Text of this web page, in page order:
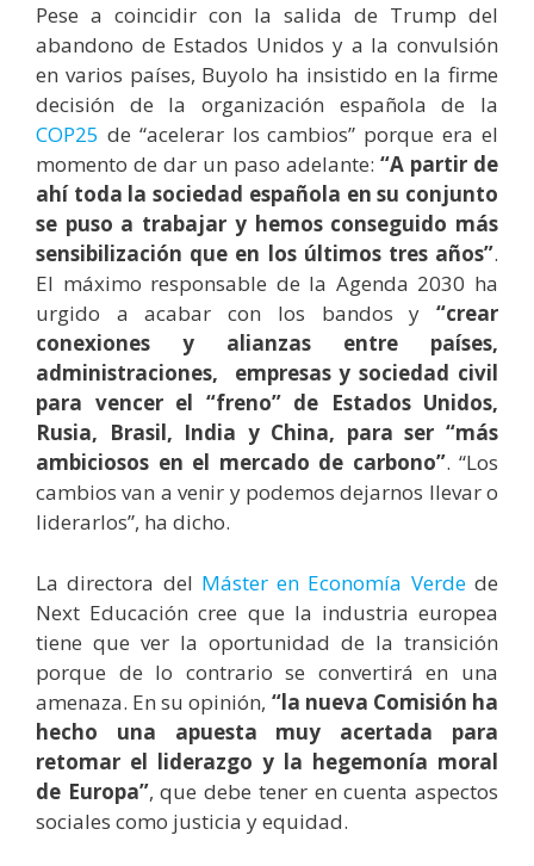
Pese a coincidir con la salida de Trump del
abandono de Estados Unidos y a la convulsión
en varios países, Buyolo ha insistido en la firme
decisión de la organización española de la
COP25 de “acelerar los cambios” porque era el
momento de dar un paso adelante: “A partir de
ahí toda la sociedad española en su conjunto
se puso a trabajar y hemos conseguido más
sensibilización que en los últimos tres años”.
El máximo responsable de la Agenda 2030 ha
urgido a acabar con los bandos y “crear
conexiones y alianzas entre países,
administraciones, empresas y sociedad civil
para vencer el “freno” de Estados Unidos,
Rusia, Brasil, India y China, para ser “más
ambiciosos en el mercado de carbono”. “Los
cambios van a venir y podemos dejarnos llevar o
liderarlos”, ha dicho.
La directora del Máster en Economía Verdede
Next Educación cree que la industria europea
tiene que ver la oportunidad de la transición
porque de lo contrario se convertirá en una
amenaza. En su opinión, “la nueva Comisión ha
hecho una apuesta muy acertada para
retomar el liderazgo y la hegemonía moral
de Europa”, que debe tener en cuenta aspectos
sociales como justicia y equidad.